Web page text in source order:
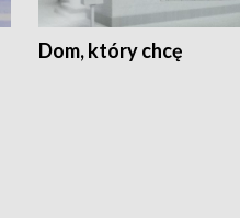
Dom, który chcę